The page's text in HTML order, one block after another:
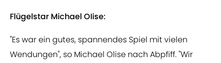
Flügelstar Michael OIise:
"Es war ein gutes, spannendes Spiel mit vielen
Wendungen", so Michael Olise nach Abpfiff. "Wir